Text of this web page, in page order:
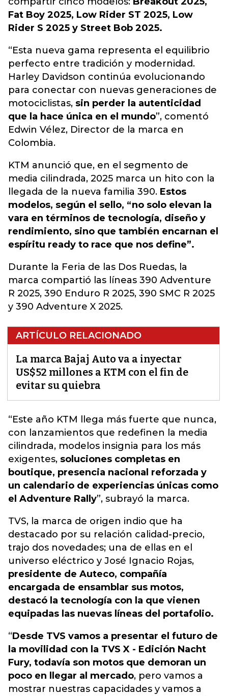
Fat Boy 2025, Low Rider ST 2025, Low
Rider S 2025 y Street Bob 2025.
“Esta nueva gama representa el equilibrio
perfecto entre tradición y modernidad.
Harley Davidson continúa evolucionando
para conectar con nuevas generaciones de
motociclistas, sin perder la autenticidad
que la hace única en el mundo”, comentó
Edwin Vélez, Director de la marca en
Colombia.
KTM anunció que, en el segmento de
media cilindrada, 2025 marca un hito con la
llegada de la nueva familia 390. Estos
modelos, según el sello, “no solo elevan la
vara en términos de tecnología, diseño y
rendimiento, sino que también encarnan el
espíritu ready to race que nos define”.
Durante la Feria de las Dos Ruedas, la
marca compartió las líneas 390 Adventure
R 2025, 390 Enduro R 2025, 390 SMC R 2025
y 390 Adventure X 2025.
ARTÍCULO RELACIONADO
La marca Bajaj Auto va a inyectar
US$52 millones a KTM con el fin de
evitar su quiebra
“Este año KTM llega más fuerte que nunca,
con lanzamientos que redefinen la media
cilindrada, modelos insignia para los más
exigentes, soluciones completas en
boutique, presencia nacional reforzada y
un calendario de experiencias únicas como
el Adventure Rally”, subrayó la marca.
TVS, la marca de origen indio que ha
destacado por su relación calidad-precio,
trajo dos novedades; una de ellas en el
universo eléctrico y José Ignacio Rojas,
presidente de Auteco, compañía
encargada de ensamblar sus motos,
destacó la tecnología con la que vienen
equipadas las nuevas líneas del portafolio.
“Desde TVS vamos a presentar el futuro de
la movilidad con la TVS X - Edición Nacht
Fury, todavía son motos que demoran un
poco en llegar al mercado, pero vamos a
mostrar nuestras capacidades y vamos a